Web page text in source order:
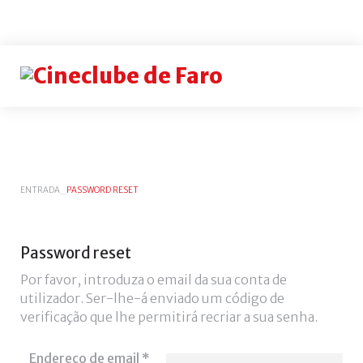
ENTRADA PASSWORD RESET
Password reset
Por favor, introduza o email da sua conta de
utilizador. Ser-lhe-á enviado um código de
verificação que lhe permitirá recriar a sua senha.
Endereço de email *